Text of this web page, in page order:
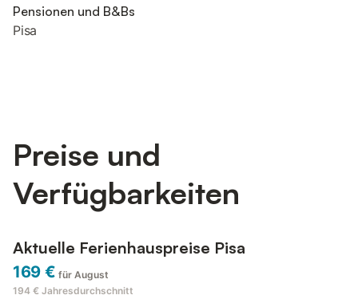
Pensionen und B&Bs
Pisa
Preise und
Verfügbarkeiten
Aktuelle Ferienhauspreise Pisa
169 € für August
194 € Jahresdurchschnitt